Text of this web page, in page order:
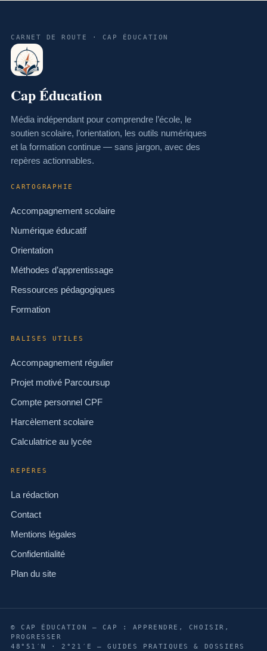
CARNET DE ROUTE · CAP ÉDUCATION
Cap Éducation
Média indépendant pour comprendre l’école, le
soutien scolaire, l’orientation, les outils numériques
et la formation continue — sans jargon, avec des
repères actionnables.
CARTOGRAPHIE
Accompagnement scolaire
Numérique éducatif
Orientation
Méthodes d’apprentissage
Ressources pédagogiques
Formation
BALISES UTILES
Accompagnement régulier
Projet motivé Parcoursup
Compte personnel CPF
Harcèlement scolaire
Calculatrice au lycée
REPÈRES
La rédaction
Contact
Mentions légales
Confidentialité
Plan du site
© CAP ÉDUCATION — CAP : APPRENDRE, CHOISIR,
PROGRESSER
48°51′N · 2°21′E — GUIDES PRATIQUES & DOSSIERS